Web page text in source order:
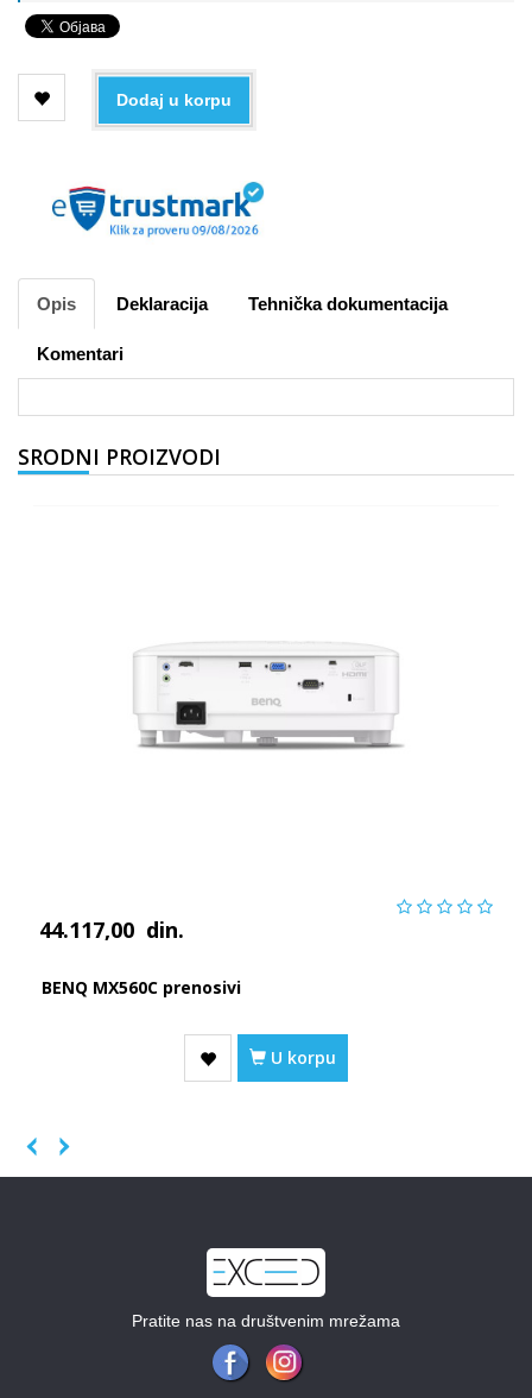
Dodaj u korpu
Opis Deklaracija Tehnička dokumentacija
Komentari
SRODNI PROIZVODI
44.117,00 din.
BENQ MX560C prenosivi
U korpu
Pratite nas na društvenim mrežama